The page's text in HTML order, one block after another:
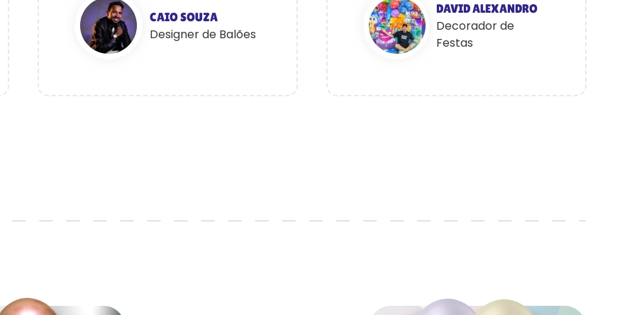
CAIO SOUZA
Designer de Balões
DAVID ALEXANDRO
Decorador de
Festas